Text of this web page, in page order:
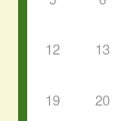
12 13
19 20